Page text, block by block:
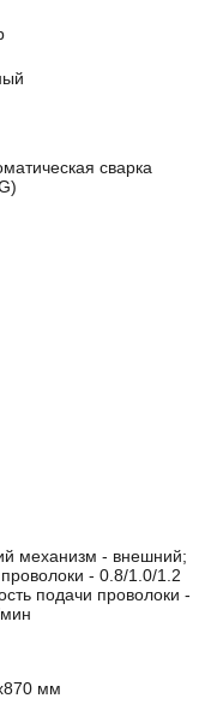
сварка
механизм - внешний;
- 0.8/1.0/1.2
подачи проволоки -
мм